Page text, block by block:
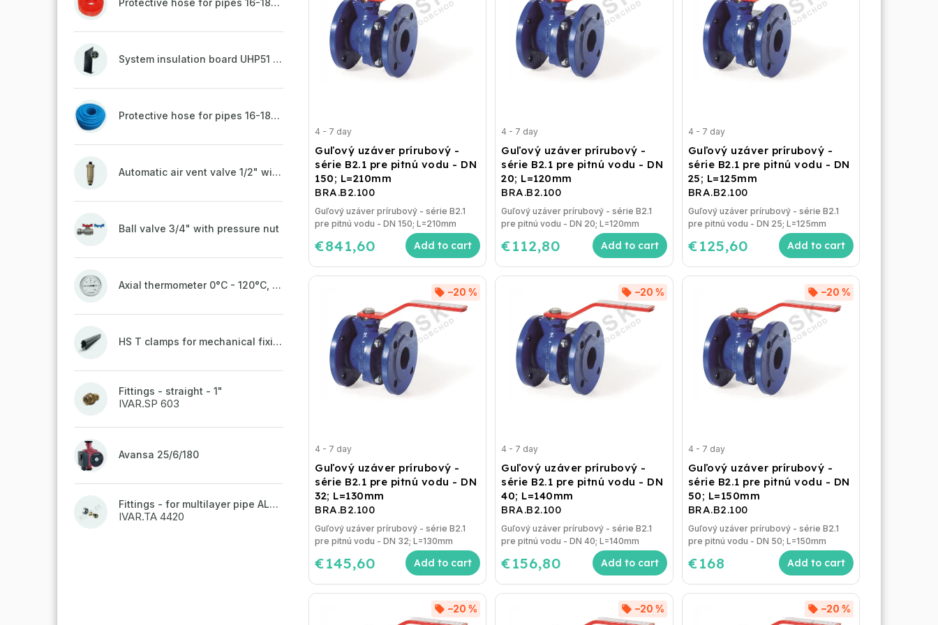
System insulation board UHP51 (STIROTERMAL DUO 11)
Protective hose for pipes 16-18mm - blue
Automatic air vent valve 1/2" with non-return valve, brass
Ball valve 3/4" with pressure nut
Axial thermometer 0°C - 120°C, 63 mm
HS T clamps for mechanical fixing of pipes, welded on top to a belt
Fittings - straight - 1"
IVAR.SP 603
Avansa 25/6/180
Fittings - for multilayer pipe ALPEX - 16x2 ALU-EK
IVAR.TA 4420
Guľový uzáver prírubový -
série B2.1 pre pitnú vodu - DN
150; L=210mm
BRA.B2.100
4 - 7 day
€841,60 Add to cart
Guľový uzáver prírubový - série B2.1
pre pitnú vodu - DN 150; L=210mm
Guľový uzáver prírubový -
série B2.1 pre pitnú vodu - DN
20; L=120mm
BRA.B2.100
4 - 7 day
€112,80 Add to cart
Guľový uzáver prírubový - série B2.1
pre pitnú vodu - DN 20; L=120mm
Guľový uzáver prírubový -
série B2.1 pre pitnú vodu - DN
25; L=125mm
BRA.B2.100
4 - 7 day
€125,60 Add to cart
Guľový uzáver prírubový - série B2.1
pre pitnú vodu - DN 25; L=125mm
Guľový uzáver prírubový -
série B2.1 pre pitnú vodu - DN
32; L=130mm
BRA.B2.100
–20 %
4 - 7 day
€145,60 Add to cart
Guľový uzáver prírubový - série B2.1
pre pitnú vodu - DN 32; L=130mm
Guľový uzáver prírubový -
série B2.1 pre pitnú vodu - DN
40; L=140mm
BRA.B2.100
–20 %
4 - 7 day
€156,80 Add to cart
Guľový uzáver prírubový - série B2.1
pre pitnú vodu - DN 40; L=140mm
Guľový uzáver prírubový -
série B2.1 pre pitnú vodu - DN
50; L=150mm
BRA.B2.100
–20 %
4 - 7 day
€168 Add to cart
Guľový uzáver prírubový - série B2.1
pre pitnú vodu - DN 50; L=150mm
–20 % –20 % –20 %